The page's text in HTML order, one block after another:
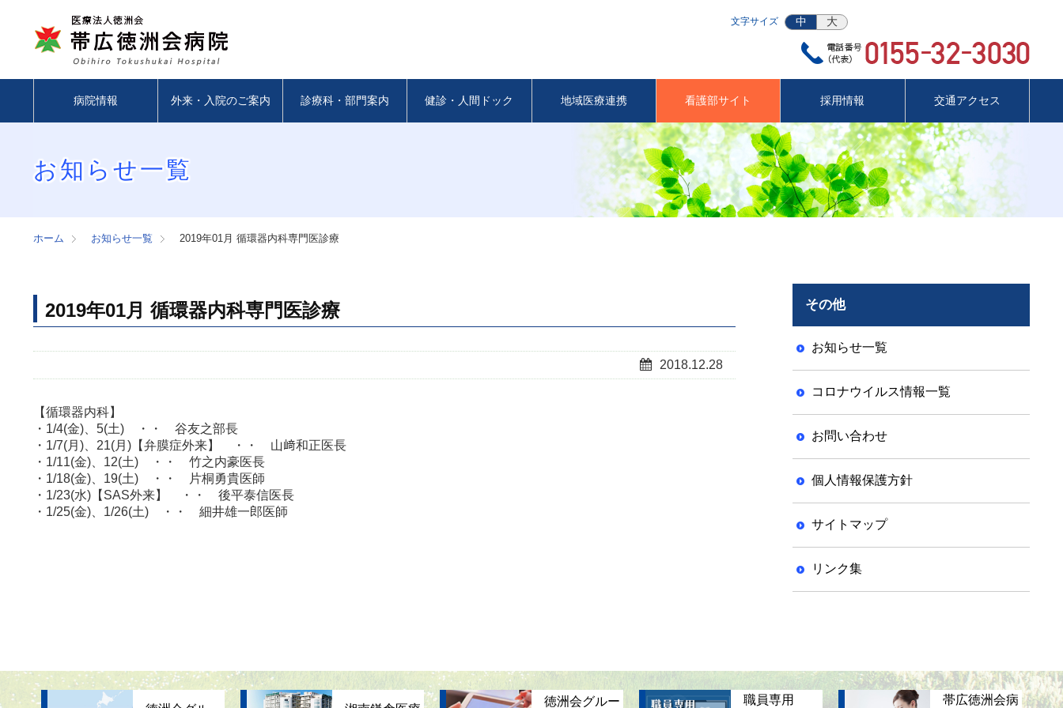
文字サイズ 中 大
病院情報 外来・入院のご案内 診療科・部門案内 健診・人間ドック 地域医療連携 看護部サイト 採用情報 交通アクセス
お知らせ一覧
ホーム お知らせ一覧 2019年01月 循環器内科専門医診療
2019年01月 循環器内科専門医診療
2018.12.28
【循環器内科】
・1/4(金)、5(土) ・・ 谷友之部長
・1/7(月)、21(月)【弁膜症外来】 ・・ 山﨑和正医長
・1/11(金)、12(土) ・・ 竹之内豪医長
・1/18(金)、19(土) ・・ 片桐勇貴医師
・1/23(水)【SAS外来】 ・・ 後平泰信医長
・1/25(金)、1/26(土) ・・ 細井雄一郎医師
その他
お知らせ一覧
コロナウイルス情報一覧
お問い合わせ
個人情報保護方針
サイトマップ
リンク集
徳洲会グルー 職員専用 帯広徳洲会病